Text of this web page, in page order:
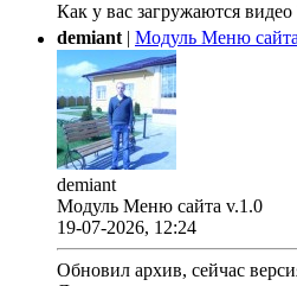
Как у вас загружаются видео
demiant| Модуль Меню
demiant
Модуль Меню сайта v.1.0
19-07-2026, 12:24
Обновил архив, сейчас